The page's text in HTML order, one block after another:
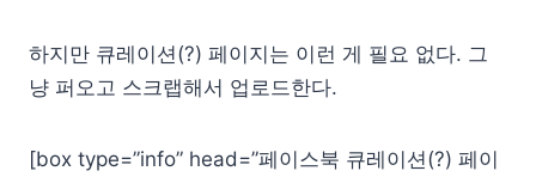
하지만 큐레이션(?) 페이지는 이런 게 필요 없다. 그
냥 퍼오고 스크랩해서 업로드한다.
[box type=”info” head=”페이스북 큐레이션(?) 페이